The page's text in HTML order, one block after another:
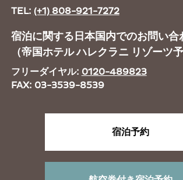
TEL: (+1) 808-921-7272
宿泊に関する日本国内でのお問い合
（帝国ホテル ハレクラニ リゾーツ
フリーダイヤル: 0120­-489823
FAX: 03­-3539-8539
宿泊予約